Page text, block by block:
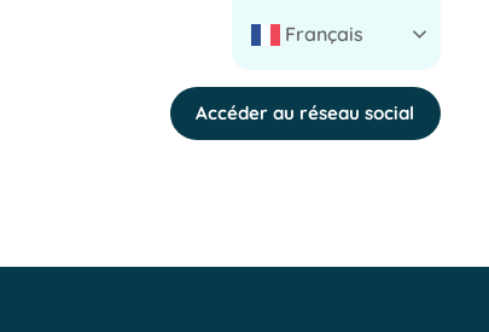
Français
Accéder au réseau social